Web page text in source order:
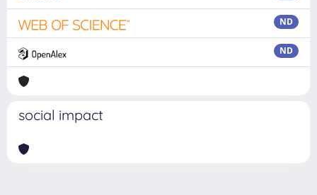
ND
ND
social impact